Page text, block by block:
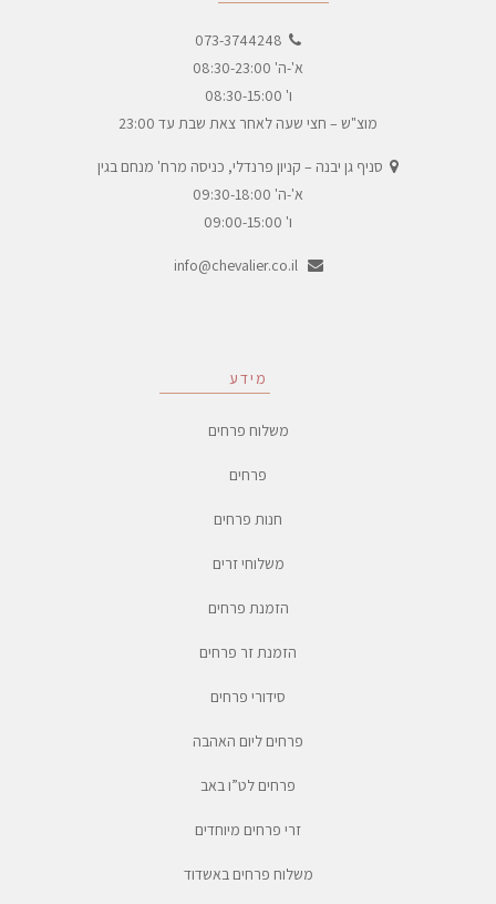
מידע
משלוח פרחים
פרחים
חנות פרחים
משלוחי זרים
הזמנת פרחים
הזמנת זר פרחים
סידורי פרחים
פרחים ליום האהבה
פרחים לט”ו באב
זרי פרחים מיוחדים
משלוח פרחים באשדוד
073-3744248
א'-ה' 08:30-23:00
ו' 08:30-15:00
מוצ"ש – חצי שעה לאחר צאת שבת עד 23:00
סניף גן יבנה – קניון פרנדלי, כניסה מרח' מנחם בגין
א'-ה' 09:30-18:00
ו' 09:00-15:00
info@chevalier.co.il